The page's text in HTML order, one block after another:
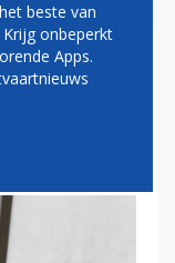
beste van
onbeperkt
Apps.